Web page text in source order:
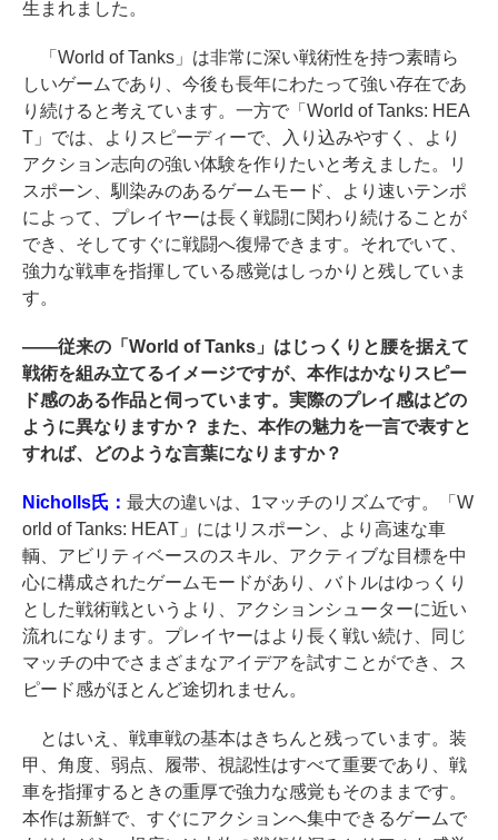
生まれました。
「World of Tanks」は非常に深い戦術性を持つ素晴ら
しいゲームであり、今後も長年にわたって強い存在であ
り続けると考えています。一方で「World of Tanks: HEA
T」では、よりスピーディーで、入り込みやすく、より
アクション志向の強い体験を作りたいと考えました。リ
スポーン、馴染みのあるゲームモード、より速いテンポ
によって、プレイヤーは長く戦闘に関わり続けることが
でき、そしてすぐに戦闘へ復帰できます。それでいて、
強力な戦車を指揮している感覚はしっかりと残していま
す。
――従来の「World of Tanks」はじっくりと腰を据えて
戦術を組み立てるイメージですが、本作はかなりスピー
ド感のある作品と伺っています。実際のプレイ感はどの
ように異なりますか？ また、本作の魅力を一言で表すと
すれば、どのような言葉になりますか？
Nicholls氏： 最大の違いは、1マッチのリズムです。「W
orld of Tanks: HEAT」にはリスポーン、より高速な車
輌、アビリティベースのスキル、アクティブな目標を中
心に構成されたゲームモードがあり、バトルはゆっくり
とした戦術戦というより、アクションシューターに近い
流れになります。プレイヤーはより長く戦い続け、同じ
マッチの中でさまざまなアイデアを試すことができ、ス
ピード感がほとんど途切れません。
とはいえ、戦車戦の基本はきちんと残っています。装
甲、角度、弱点、履帯、視認性はすべて重要であり、戦
車を指揮するときの重厚で強力な感覚もそのままです。
本作は新鮮で、すぐにアクションへ集中できるゲームで